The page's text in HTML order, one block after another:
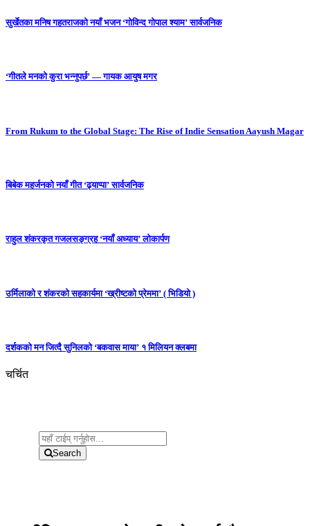
सुर्खेतका मनिष गहतराजको नयाँ भजन ‘गोविन्द गोपाल श्याम’ सार्वजनिक
‘गीतले मनको कुरा भन्नुपर्छ’ — गायक आयुष मगर
From Rukum to the Global Stage: The Rise of Indie Sensation Aayush Magar
बिबेक महर्जनको नयाँ गीत ‘ढ्याप्पा’ सार्वजनिक
राहुल शंकरकृत गजलसङ्ग्रह ‘नयाँ अध्याय’ लोकार्पण
उर्मिलाको र शंकरको सहकार्यमा ‘ख्रीष्टको प्रेममा’ ( भिडियो )
दर्शकको मन जित्दै सुनिलको ‘बकवास माया’ १ मिलियन क्लबमा
चर्चित
Search